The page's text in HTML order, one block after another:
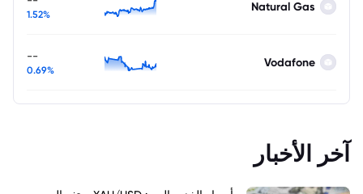
Natural Gas
1.52%
Vodafone
--
0.69%
آخر الأخبار